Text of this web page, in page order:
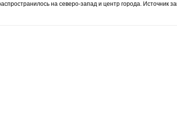
на северо-запад и центр города. Источник